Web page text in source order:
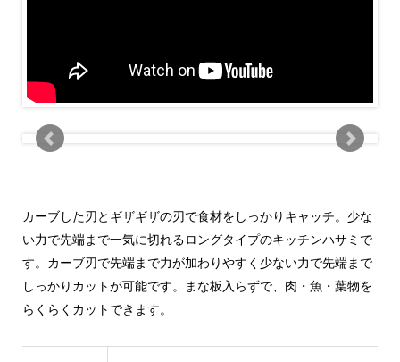
カーブした刃とギザギザの刃で食材をしっかりキャッチ。少な
い力で先端まで一気に切れるロングタイプのキッチンハサミで
す。カーブ刃で先端まで力が加わりやすく少ない力で先端まで
しっかりカットが可能です。まな板入らずで、肉・魚・葉物を
らくらくカットできます。